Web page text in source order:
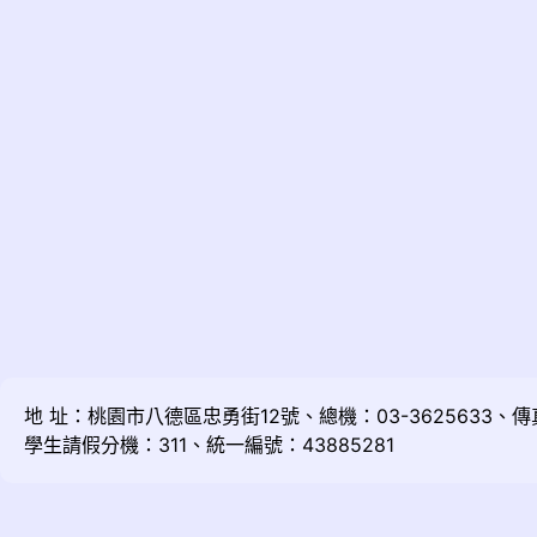
地 址：桃園市八德區忠勇街12號、總機：03-3625633、
學生請假分機：311、統一編號：43885281